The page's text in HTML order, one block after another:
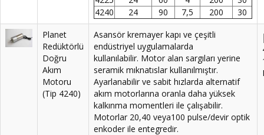
4240
24 90 7,5 200
30
Planet
Redüktörlü
Doğru
Akım
Motoru
(Tip 4240)
Asansör kremayer kapı ve çeşitli
endüstriyel uygulamalarda
kullanılabilir. Motor alan sargıları yerine
seramik mıknatıslar kullanılmıştır.
Ayarlanabilir ve sabit hızlarda alternatif
akım motorlarına oranla daha yüksek
kalkınma momentleri ile çalışabilir.
Motorlar 20,40 veya100 pulse/devir optik
enkoder ile entegredir.